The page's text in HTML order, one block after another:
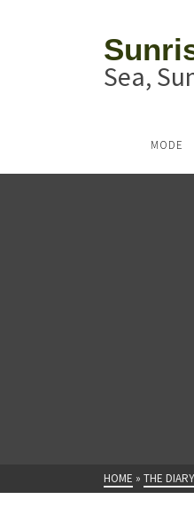
Sea,
MODE
HOME » THE DIARY